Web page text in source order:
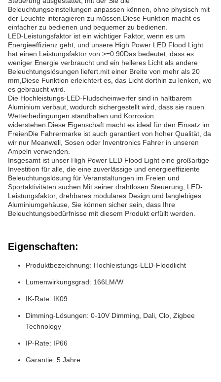
Beleuchtungseinstellungen anpassen können, ohne physisch mit
der Leuchte interagieren zu müssen.Diese Funktion macht es
einfacher zu bedienen und bequemer zu bedienen.
LED-Leistungsfaktor ist ein wichtiger Faktor, wenn es um
Energieeffizienz geht, und unsere High Power LED Flood Light
hat einen Leistungsfaktor von >=0.90Das bedeutet, dass es
weniger Energie verbraucht und ein helleres Licht als andere
Beleuchtungslösungen liefert.mit einer Breite von mehr als 20
mm,Diese Funktion erleichtert es, das Licht dorthin zu lenken, wo
es gebraucht wird.
Die Hochleistungs-LED-Fludscheinwerfer sind in haltbarem
Aluminium verbaut, wodurch sichergestellt wird, dass sie rauen
Wetterbedingungen standhalten und Korrosion
widerstehen.Diese Eigenschaft macht es ideal für den Einsatz im
FreienDie Fahrermarke ist auch garantiert von hoher Qualität, da
wir nur Meanwell, Sosen oder Inventronics Fahrer in unseren
Ampeln verwenden.
Insgesamt ist unser High Power LED Flood Light eine großartige
Investition für alle, die eine zuverlässige und energieeffiziente
Beleuchtungslösung für Veranstaltungen im Freien und
Sportaktivitäten suchen.Mit seiner drahtlosen Steuerung, LED-
Leistungsfaktor, drehbares modulares Design und langlebiges
Aluminiumgehäuse, Sie können sicher sein, dass Ihre
Beleuchtungsbedürfnisse mit diesem Produkt erfüllt werden.
Eigenschaften:
Produktbezeichnung: Hochleistungs-LED-Floodlicht
Lumenwirkungsgrad: 166LM/W
IK-Rate: IK09
Dimming-Lösungen: 0-10V Dimming, Dali, Clo, Zigbee
Technology
IP-Rate: IP66
Garantie: 5 Jahre